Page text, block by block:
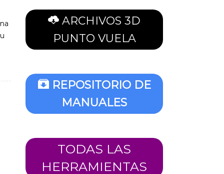
ARCHIVOS 3D
PUNTO VUELA
REPOSITORIO DE
MANUALES
TODAS LAS
HERRAMIENTAS